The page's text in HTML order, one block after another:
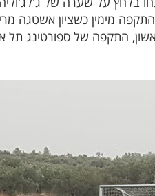
הודף לקרן. בדקה 15 התקפה מימין